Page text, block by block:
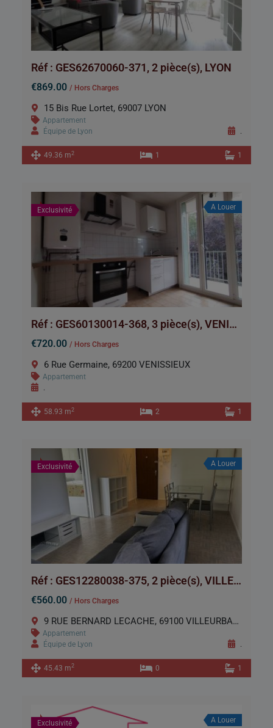
Réf : GES62670060-371, 2 pièce(s), LYON
€869.00 / Hors Charges
15 Bis Rue Lortet, 69007 LYON
Appartement
Équipe de Lyon
.
49.36 m2 1 1
Exclusivité A Louer
Réf : GES60130014-368, 3 pièce(s), VENISSIEUX
€720.00 / Hors Charges
6 Rue Germaine, 69200 VENISSIEUX
Appartement
.
58.93 m2 2 1
Exclusivité A Louer
Réf : GES12280038-375, 2 pièce(s), VILLEURBANNE
€560.00 / Hors Charges
9 RUE BERNARD LECACHE, 69100 VILLEURBANNE
Appartement
Équipe de Lyon
.
45.43 m2 0 1
Exclusivité A Louer